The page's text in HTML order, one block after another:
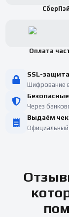
СберПэй
Оплата
SSL-защита
Шифрование
Через
Выдаём чек